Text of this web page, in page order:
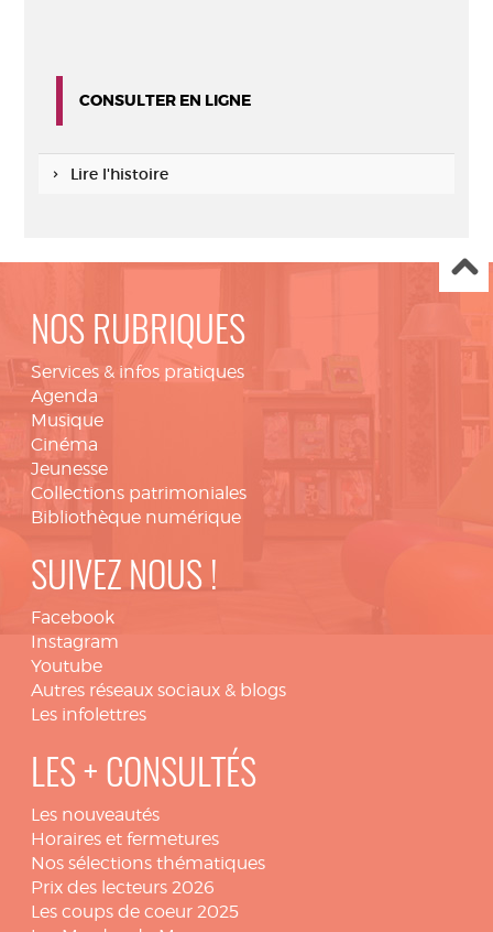
CONSULTER EN LIGNE
Lire l'histoire
NOS RUBRIQUES
Services & infos pratiques
Agenda
Musique
Cinéma
Jeunesse
Collections patrimoniales
Bibliothèque numérique
SUIVEZ NOUS !
Facebook
Instagram
Youtube
Autres réseaux sociaux & blogs
Les infolettres
LES + CONSULTÉS
Les nouveautés
Horaires et fermetures
Nos sélections thématiques
Prix des lecteurs 2026
Les coups de coeur 2025